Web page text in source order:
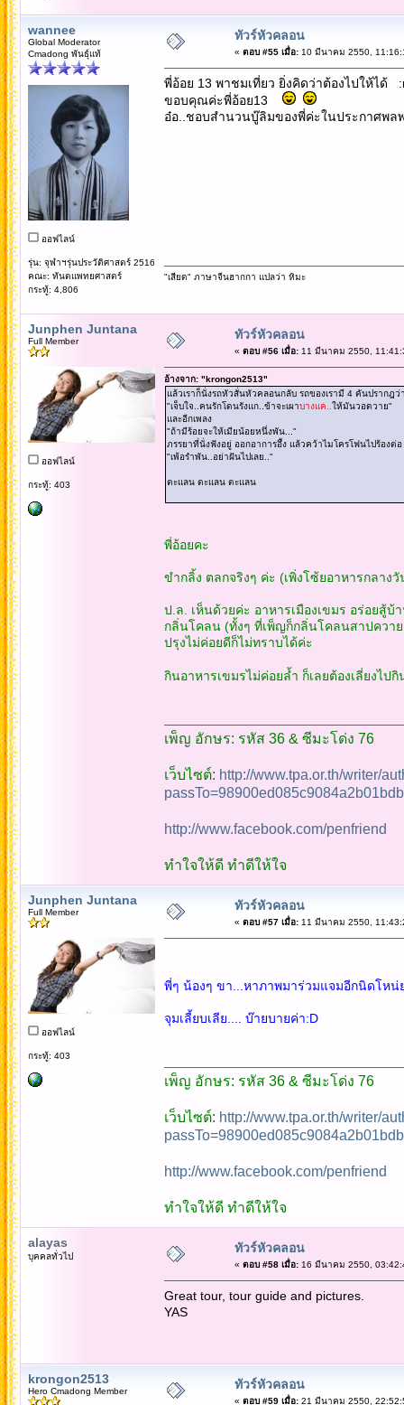
wannee
Global Moderator
Cmadong พันธุ์แท้
ออฟไลน์
รุ่น: จุฬาฯรุ่นประวัติศาสตร์ 2516
คณะ: ทันตแพทยศาสตร์
กระทู้: 4,806
ทัวร์หัวคลอน
« ตอบ #55 เมื่อ:10 มีนาคม 2550,
พี่อ้อย 13 พาชมเที่ยว ยิ่งคิดว่าต้องไปให้ได้
ขอบคุณค่ะพี่อ้อย13
อ๋อ..ชอบสำนวนบู๊ลิมของพี่ค่ะในประกาศพ
"เสียด" ภาษาจีนฮากกา แปลว่า หิมะ
Junphen Juntana
Full Member
ออฟไลน์
กระทู้: 403
ทัวร์หัวคลอน
« ตอบ #56 เมื่อ:11 มีนาคม 2550,
อ้างจาก: "krongon2513"
แล้วเราก็นั่งรถหัวสั่นหัวคลอนกลับ รถของเรามี 4 คันปรากฎว่
"เจ็บใจ..คนรักโดนรังแก..ข้าจะเผาบางแค.. ให้มันวอดวาย"
และอีกเพลง
"ถ้ามีร้อยจะให้เมียน้อยหนึ่งพัน..."
ภรรยาที่นั่งฟังอยู่ ออกอาการอึ้ง แล้วคว้าไมโครโฟนไปร้องต่อ
"เพ้อรำพัน..อย่าฝันไปเลย.."
ตะแลน ตะแลน ตะแลน
พี่อ้อยคะ
ขำกลิ้ง ตลกจริงๆ ค่ะ (เพิ่งโซ้ยอาหารกลาง
ป.ล. เห็นด้วยค่ะ อาหารเมืองเขมร อร่อยสู้บ้
กลิ่นโคลน (ทั้งๆ ที่เพ็ญก็กลิ่นโคลนสาปควาย
ปรุงไม่ค่อยดีก็ไม่ทราบได้ค่ะ
กินอาหารเขมรไม่ค่อยล้ำ ก็เลยต้องเลี่ยงไ
เพ็ญ อักษร: รหัส 36 & ซีมะโด่ง 76
เว็บไซต์: http://www.tpa.or.th/writer/
http://www.facebook.com/penfriend
ทำใจให้ดี ทำดีให้ใจ
Junphen Juntana
Full Member
ออฟไลน์
กระทู้: 403
ทัวร์หัวคลอน
« ตอบ #57 เมื่อ:11 มีนาคม 2550,
พี่ๆ น้องๆ ขา...หาภาพมาร่วมแจมอีกนิดโหน่
จุมเลี้ยบเลีย.... บ๊ายบายค่า:D
เพ็ญ อักษร: รหัส 36 & ซีมะโด่ง 76
เว็บไซต์: http://www.tpa.or.th/writer/
http://www.facebook.com/penfriend
ทำใจให้ดี ทำดีให้ใจ
alayas
บุคคลทั่วไป
ทัวร์หัวคลอน
« ตอบ #58 เมื่อ:16 มีนาคม 2550,
Great tour, tour guide and pictures.
YAS
krongon2513
Hero Cmadong Member ทัวร์หัวคลอน
« ตอบ #59 เมื่อ:21 มีนาคม 2550,